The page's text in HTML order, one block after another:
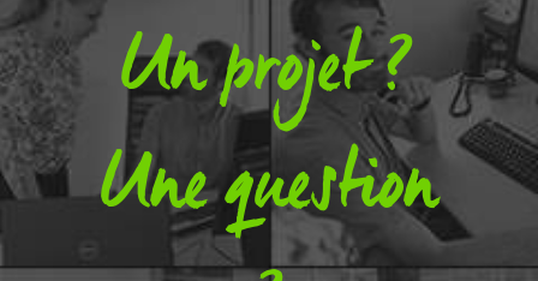
Un projet ?
Une question